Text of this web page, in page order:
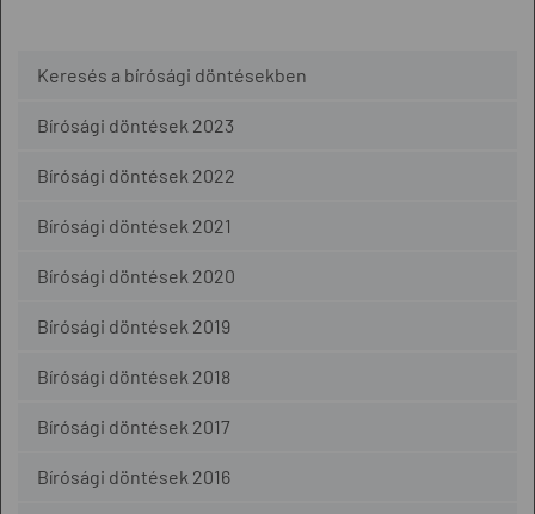
Keresés a bírósági döntésekben
Bírósági döntések 2023
Bírósági döntések 2022
Bírósági döntések 2021
Bírósági döntések 2020
Bírósági döntések 2019
Bírósági döntések 2018
Bírósági döntések 2017
Bírósági döntések 2016